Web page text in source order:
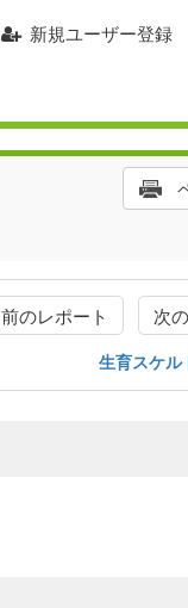
新規ユーザー登録
前のレポート 次
生育スケル